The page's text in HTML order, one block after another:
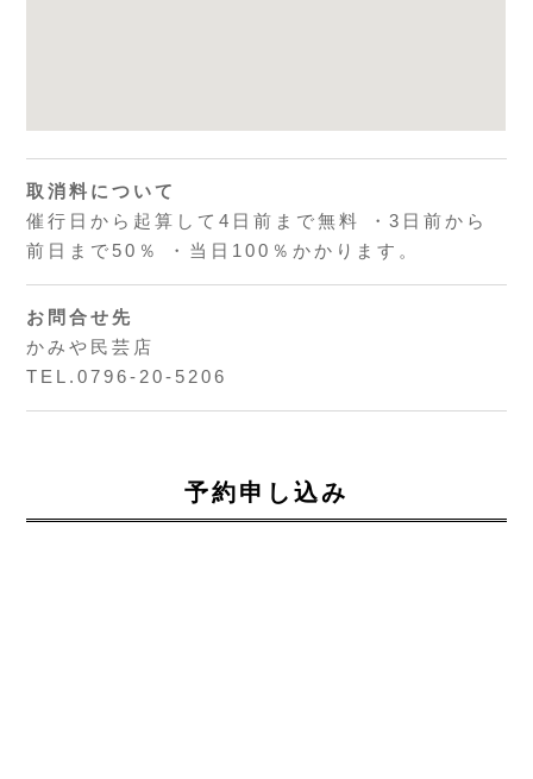
取消料について
催行日から起算して4日前まで無料 ・3日前から
前日まで50％ ・当日100％かかります。
お問合せ先
かみや民芸店
TEL.0796-20-5206
予約申し込み